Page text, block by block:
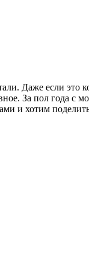
Даже если
За пол года с
и хотим